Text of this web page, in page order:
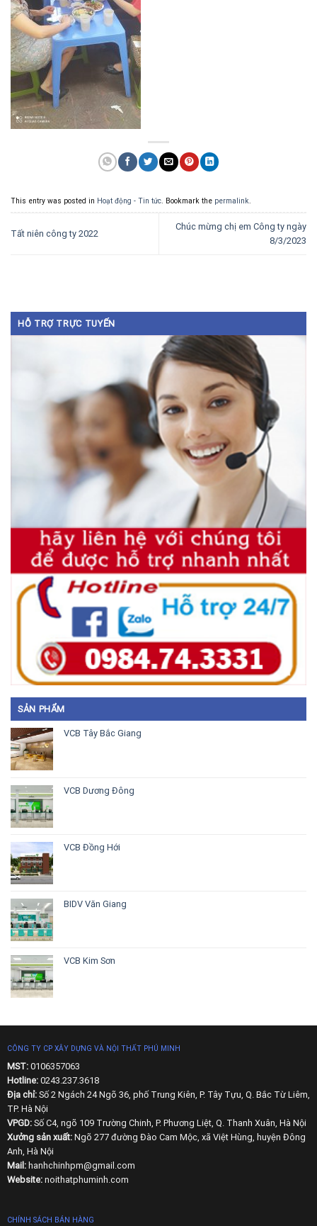
This entry was posted in Hoạt động - Tin tức. Bookmark the permalink.
Tất niên công ty 2022
Chúc mừng chị em Công ty ngày
8/3/2023
HỖ TRỢ TRỰC TUYẾN
SẢN PHẨM
VCB Tây Bắc Giang
VCB Dương Đông
VCB Đồng Hới
BIDV Văn Giang
VCB Kim Sơn
CÔNG TY CP XÂY DỰNG VÀ NỘI THẤT PHÚ MINH
MST: 0106357063
Hotline:0243.237.3618
Địa chỉ:Số 2 Ngách 24 Ngõ 36, phố Trung Kiên, P. Tây Tựu, Q. Bắc Từ Liêm,
TP. Hà Nội
VPGD:Số C4, ngõ 109 Trường Chinh, P. Phương Liệt, Q. Thanh Xuân, Hà Nội
Xưởng sản xuất:Ngõ 277 đường Đào Cam Mộc, xã Việt Hùng, huyện Đông
Anh, Hà Nội
Mail: hanhchinhpm@gmail.com
Website:noithatphuminh.com
CHÍNH SÁCH BÁN HÀNG